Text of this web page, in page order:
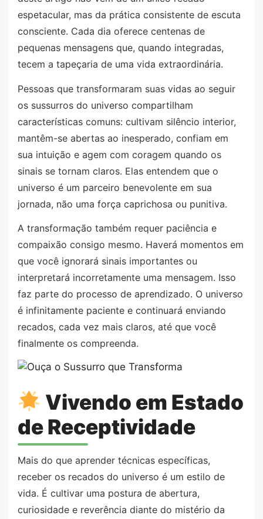
espetacular, mas da prática consistente de escuta
consciente. Cada dia oferece centenas de
pequenas mensagens que, quando integradas,
tecem a tapeçaria de uma vida extraordinária.
Pessoas que transformaram suas vidas ao seguir
os sussurros do universo compartilham
características comuns: cultivam silêncio interior,
mantêm-se abertas ao inesperado, confiam em
sua intuição e agem com coragem quando os
sinais se tornam claros. Elas entendem que o
universo é um parceiro benevolente em sua
jornada, não uma força caprichosa ou punitiva.
A transformação também requer paciência e
compaixão consigo mesmo. Haverá momentos em
que você ignorará sinais importantes ou
interpretará incorretamente uma mensagem. Isso
faz parte do processo de aprendizado. O universo
é infinitamente paciente e continuará enviando
recados, cada vez mais claros, até que você
finalmente os compreenda.
Vivendo em Estado
de Receptividade
Mais do que aprender técnicas específicas,
receber os recados do universo é um estilo de
vida. É cultivar uma postura de abertura,
curiosidade e reverência diante do mistério da